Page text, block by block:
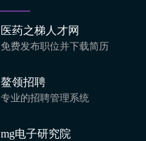
医药之梯人才网
免费发布职位并下载简历
鳌领招聘
专业的招聘管理系统
mg电子研究院